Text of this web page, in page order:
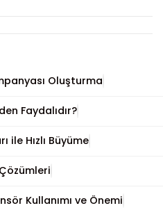
Bilgisayar Programı
Oluşturma
Faydalıdır?
ile Hızlı Büyüme
Kullanımı ve Önemi